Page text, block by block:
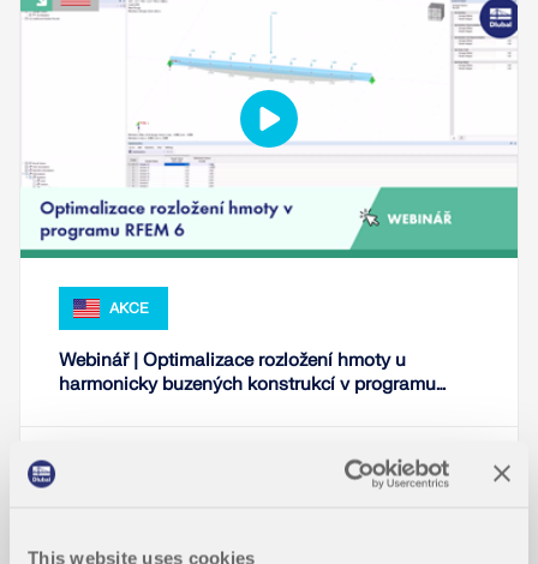
This website uses cookies
KONTROLOVAT ZATÍŽENÍ ZÓN
AKCE
Webinář | Optimalizace rozložení hmoty u
harmonicky buzených konstrukcí v programu